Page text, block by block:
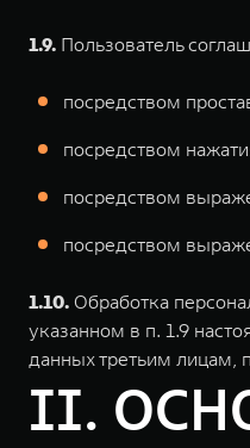
1.9. Пользователь
посредством
посредством
посредством
посредством
1.10. Обработка
указанном в п. 1.9
данных третьим лицам,
II.